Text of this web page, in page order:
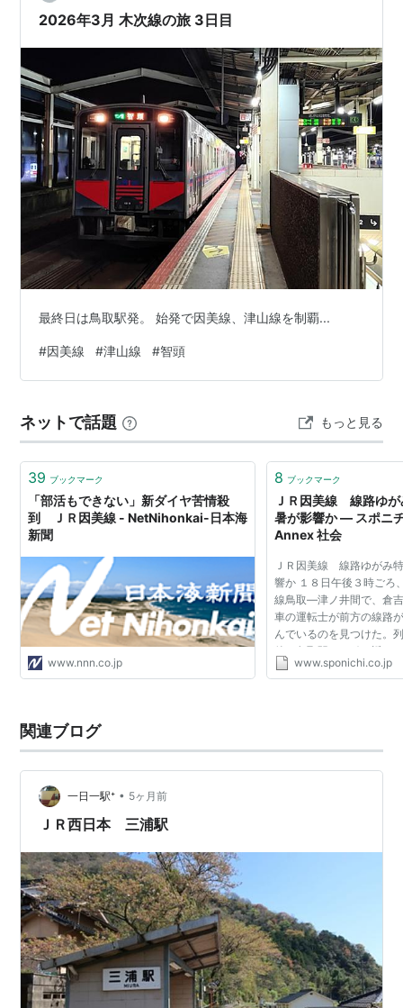
特急列車
スーパーはくと（京都駅−鳥取駅・倉吉駅間、智頭線
経由）
スーパーいなば
（ 岡山駅−鳥取駅間、 智頭線経由）
沿革
1919年12月20日 因美軽便線 鳥取駅−用瀬駅間 開通
1922年9月2日因美軽便線を因美線に改称
1923年6月5日用瀬駅−智頭駅間 開通
1928年3月5日
因美南線 津山駅−美作加茂駅 間 開通、
旧因美線 は 因美北線に改称
1932年7月1日智頭駅−美作河井駅
線
駅・接続路線
“えき”は略
鳥取駅
津ノ井駅 つのい
東郡家駅 ひがしこおげ
郡家駅 こおげ 若桜鉄道若桜線
河原駅 かわはら
鷹狩駅 たかがり
因幡社駅 いなばやしろ
智頭駅 ちず
土師駅 はじ
那岐駅 なぎ
美作河井駅 みまさかかわい
知和駅 ちわ
美作加茂駅 みまさかかも
2026年3月 木次線の旅 3日目
最終日は鳥取駅発。 始発で因美線、津山線を制覇...
#因美線 #津山線 #智頭
ネットで話題 もっと見る
39 ブックマーク
「部活もできない」新ダイヤ苦情殺
到 ＪＲ因美線 - NetNihonkai-日本海
新聞
www.nnn.co.jp
8 ブックマーク
ＪＲ因美線 線路ゆ
暑が影響か ― スポニ
Annex 社会
ＪＲ因美線 線路ゆがみ
響か １８日午後３時ごろ
線鳥取―津ノ井間で、倉
車の運転士が前方の線路
んでいるのを見つけた。
後、鳥取駅まで引き返し
た。ＪＲ西日本は猛暑の
www.sponichi.co.jp
関連ブログ
一日一駅⁺ • 5ヶ月前
ＪＲ西日本 三浦駅